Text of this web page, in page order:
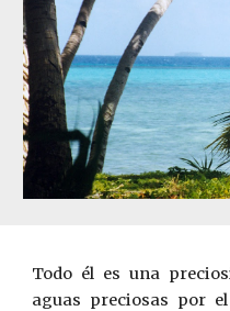
Todo él es una
aguas preciosas por